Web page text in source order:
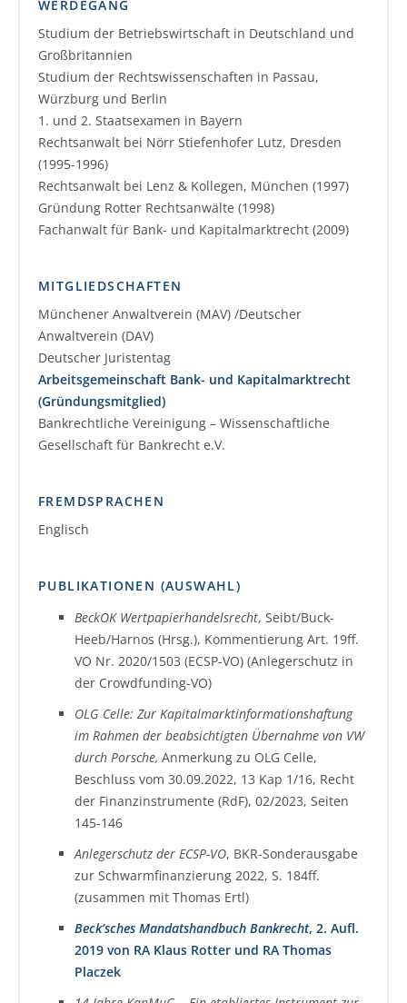
WERDEGANG
Studium der Betriebswirtschaft in Deutschland und
Großbritannien
Studium der Rechtswissenschaften in Passau,
Würzburg und Berlin
1. und 2. Staatsexamen in Bayern
Rechtsanwalt bei Nörr Stiefenhofer Lutz, Dresden
(1995-1996)
Rechtsanwalt bei Lenz & Kollegen, München (1997)
Gründung Rotter Rechtsanwälte (1998)
Fachanwalt für Bank- und Kapitalmarktrecht (2009)
MITGLIEDSCHAFTEN
Münchener Anwaltverein (MAV) /Deutscher
Anwaltverein (DAV)
Deutscher Juristentag
Arbeitsgemeinschaft Bank- und Kapitalmarktrecht
(Gründungsmitglied)
Bankrechtliche Vereinigung – Wissenschaftliche
Gesellschaft für Bankrecht e.V.
FREMDSPRACHEN
Englisch
PUBLIKATIONEN (AUSWAHL)
BeckOK Wertpapierhandelsrecht, Seibt/Buck-
Heeb/Harnos (Hrsg.), Kommentierung Art. 19ff.
VO Nr. 2020/1503 (ECSP-VO) (Anlegerschutz in
der Crowdfunding-VO)
OLG Celle: Zur Kapitalmarktinformationshaftung
im Rahmen der beabsichtigten Übernahme von VW
durch Porsche, Anmerkung zu OLG Celle,
Beschluss vom 30.09.2022, 13 Kap 1/16, Recht
der Finanzinstrumente (RdF), 02/2023, Seiten
145-146
Anlegerschutz der ECSP-VO, BKR-Sonderausgabe
zur Schwarmfinanzierung 2022, S. 184ff.
(zusammen mit Thomas Ertl)
Beck’sches Mandatshandbuch Bankrecht, 2. Aufl.
2019 von RA Klaus Rotter und RA Thomas
Placzek